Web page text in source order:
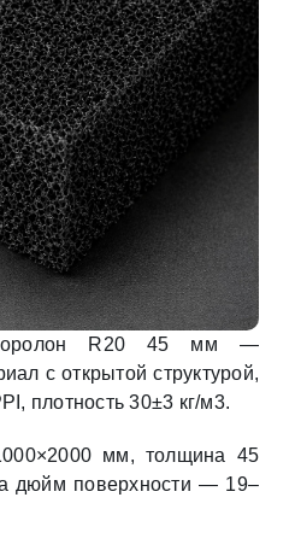
поролон R20 45 мм —
с открытой структурой,
плотность 30±3 кг/м3.
мм, толщина 45
дюйм поверхности — 19–